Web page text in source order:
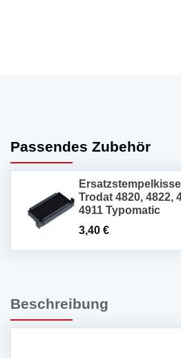
Passendes Zubehör
Trodat 4820, 4822,
4911 Typomatic
3,40 €
Beschreibung